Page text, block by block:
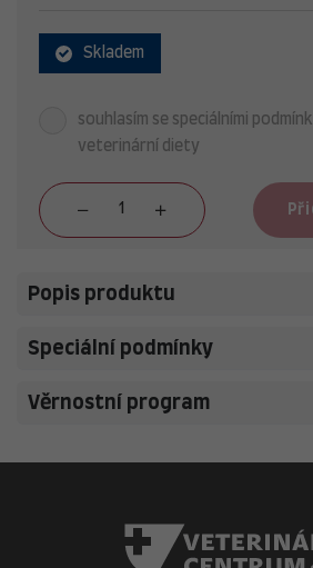
Skladem
souhlasím se speciálními
veterinární diety
Popis produktu
Speciální podmínky
Věrnostní program